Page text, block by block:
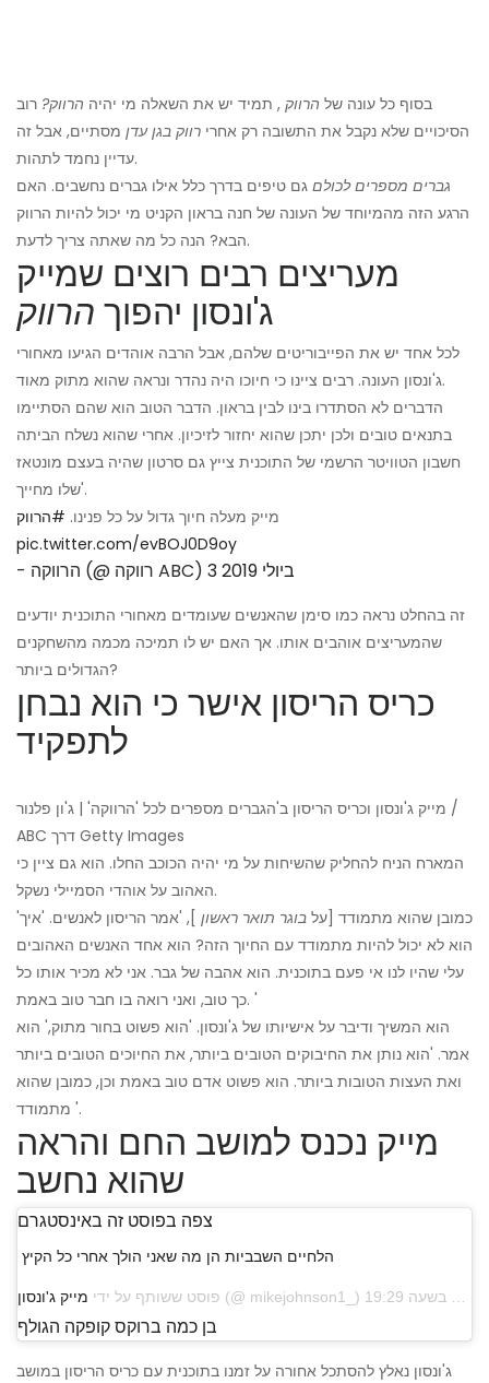
בסוף כל עונה של הרווק , תמיד יש את השאלה מי יהיה הרווק? רוב
הסיכויים שלא נקבל את התשובה רק אחרי רווק בגן עדן מסתיים, אבל זה
עדיין נחמד לתהות.
גברים מספרים לכולם גם טיפים בדרך כלל אילו גברים נחשבים. האם
הרגע הזה מהמיוחד של העונה של חנה בראון הקניט מי יכול להיות הרווק
הבא? הנה כל מה שאתה צריך לדעת.
מעריצים רבים רוצים שמייק
ג'ונסון יהפוך הרווק
לכל אחד יש את הפייבוריטים שלהם, אבל הרבה אוהדים הגיעו מאחורי
ג'ונסון העונה. רבים ציינו כי חיוכו היה נהדר ונראה שהוא מתוק מאוד.
הדברים לא הסתדרו בינו לבין בראון. הדבר הטוב הוא שהם הסתיימו
בתנאים טובים ולכן יתכן שהוא יחזור לזיכיון. אחרי שהוא נשלח הביתה
חשבון הטוויטר הרשמי של התוכנית צייץ גם סרטון שהיה בעצם מונטאז
'שלו מחייך.
מייק מעלה חיוך גדול על כל פנינו. #הרווק
pic.twitter.com/evBOJ0D9oy
- הרווקה (@ רווקה ABC) 3 ביולי 2019
זה בהחלט נראה כמו סימן שהאנשים שעומדים מאחורי התוכנית יודעים
שהמעריצים אוהבים אותו. אך האם יש לו תמיכה מכמה מהשחקנים
הגדולים ביותר?
כריס הריסון אישר כי הוא נבחן
לתפקיד
מייק ג'ונסון וכריס הריסון ב'הגברים מספרים לכל 'הרווקה' | ג'ון פלנור /
ABC דרך Getty Images
המארח הניח להחליק שהשיחות על מי יהיה הכוכב החלו. הוא גם ציין כי
האהוב על אוהדי הסמיילי נשקל.
'כמובן שהוא מתמודד [על בוגר תואר ראשון ], 'אמר הריסון לאנשים. 'איך
הוא לא יכול להיות מתמודד עם החיוך הזה? הוא אחד האנשים האהובים
עלי שהיו לנו אי פעם בתוכנית. הוא אהבה של גבר. אני לא מכיר אותו כל
כך טוב, ואני רואה בו חבר טוב באמת. '
הוא המשיך ודיבר על אישיותו של ג'ונסון. 'הוא פשוט בחור מתוק,' הוא
אמר. 'הוא נותן את החיבוקים הטובים ביותר, את החיוכים הטובים ביותר
ואת העצות הטובות ביותר. הוא פשוט אדם טוב באמת וכן, כמובן שהוא
מתמודד '.
מייק נכנס למושב החם והראה
שהוא נחשב
צפה בפוסט זה באינסטגרם
הלחיים השבביות הן מה שאני הולך אחרי כל הקיץ
פוסט ששותף על ידי מייק ג'ונסון
בן כמה ברוקס קופקה הגולף
ג'ונסון נאלץ להסתכל אחורה על זמנו בתוכנית עם כריס הריסון במושב